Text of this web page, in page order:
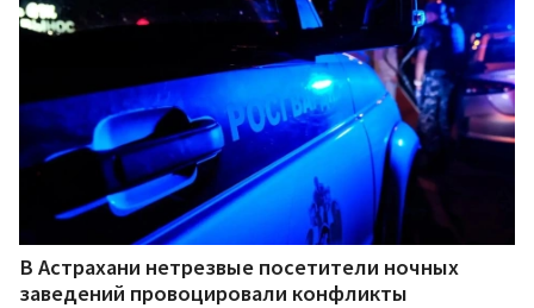
В Астрахани нетрезвые посетители ночных
заведений провоцировали конфликты